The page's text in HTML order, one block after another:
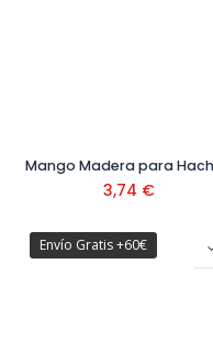
3,74 €
Envío Gratis +60€